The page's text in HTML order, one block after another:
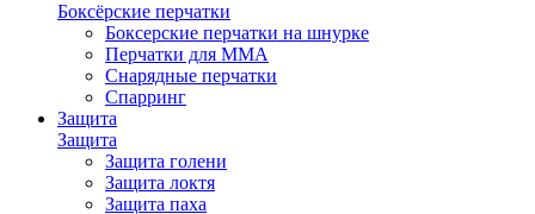
Боксёрские перчатки
Боксерские перчатки на шнурке
Перчатки для ММА
Снарядные перчатки
Спарринг
Защита
Защита
Защита голени
Защита локтя
Защита паха